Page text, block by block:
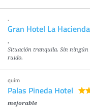
.
Gran Hotel La Hacienda
.
Situación tranquila. Sin ningún
ruido.
quim
Palas Pineda Hotel
mejorable